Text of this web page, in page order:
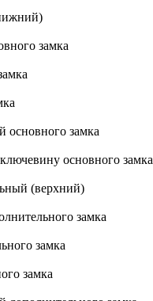
замка
основного замка
основного замка
(верхний)
замка
замка
замка